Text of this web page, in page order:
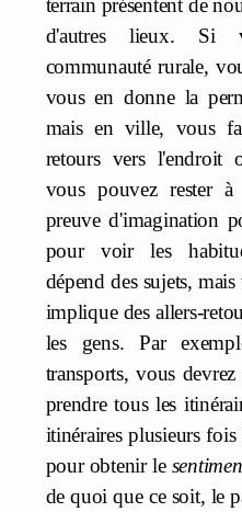
terrain présentent de
d'autres lieux. Si
communauté rurale,
vous en donne la
mais en ville, vous
retours vers l'endroit
vous pouvez rester
preuve d'imagination
pour voir les
dépend des sujets,
implique des allers-
les gens. Par
transports, vous
prendre tous les
itinéraires plusieurs
pour obtenir le
de quoi que ce soit, le